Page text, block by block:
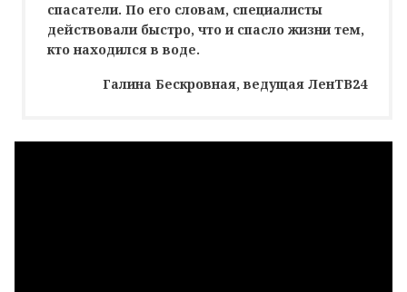
спасатели. По его словам, специалисты
действовали быстро, что и спасло жизни тем,
кто находился в воде.
Галина Бескровная, ведущая ЛенТВ24